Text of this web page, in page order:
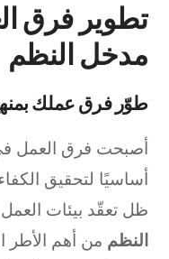
تطوير فرق
مدخل النظم
طوّر فرق عملك
أصبحت فرق العمل
أساسيًا لتحقيق
ظل تعقّد بيئات
النظم من أهم الأطر